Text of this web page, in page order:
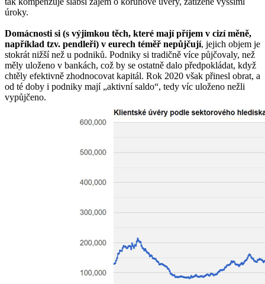
úroky.
Domácnosti si (s výjimkou těch, které mají příjem v cizí měně,
například tzv. pendleři) v eurech téměř nepůjčují, jejich objem je
stokrát nižší než u podniků. Podniky si tradičně více půjčovaly, než
měly uloženo v bankách, což by se ostatně dalo předpokládat, když
chtěly efektivně zhodnocovat kapitál. Rok 2020 však přinesl obrat, a
od té doby i podniky mají „aktivní saldo“, tedy víc uloženo nežli
vypůjčeno.